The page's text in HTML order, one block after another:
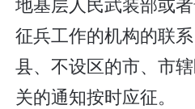
征兵工作的机构的联
县、不设区的市、市
关的通知按时应征。